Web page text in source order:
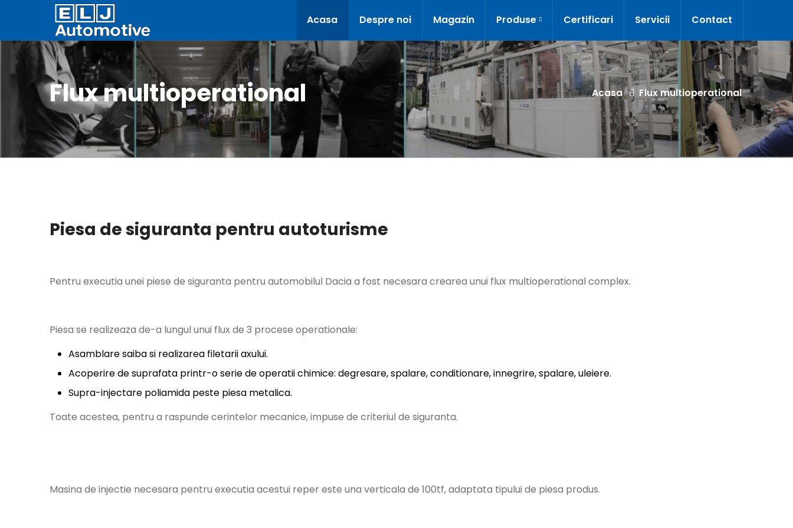
Acasa Despre noi Magazin Produse Certificari Servicii Contact
Flux multioperational Acasa Flux multioperational
Piesa de siguranta pentru autoturisme
Pentru executia unei piese de siguranta pentru automobilul Dacia a fost necesara crearea unui flux multioperational complex.
Piesa se realizeaza de-a lungul unui flux de 3 procese operationale:
Asamblare saiba si realizarea filetarii axului.
Acoperire de suprafata printr-o serie de operatii chimice: degresare, spalare, conditionare, innegrire, spalare, uleiere.
Supra-injectare poliamida peste piesa metalica.
Toate acestea, pentru a raspunde cerintelor mecanice, impuse de criteriul de siguranta.
Masina de injectie necesara pentru executia acestui reper este una verticala de 100tf, adaptata tipului de piesa produs.